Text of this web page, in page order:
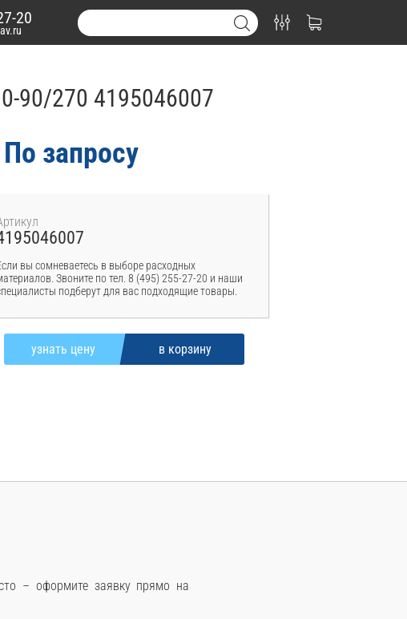
20
90/270 4195046007
По запросу
вы сомневаетесь в выборе расходных
Звоните по тел. 8 (495) 255-27-20 и наши
подберут для вас подходящие товары.
– оформите заявку прямо на